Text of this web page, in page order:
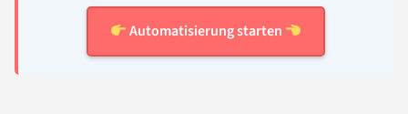
Automatisierung starten